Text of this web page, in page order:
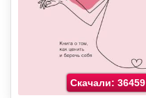
Скачали: 36459